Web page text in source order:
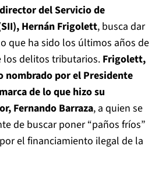
director del Servicio de
Hernán Frigolett, busca dar
que ha sido los últimos años de
los delitos tributarios. Frigolett,
nombrado por el Presidente
de lo que hizo su
Fernando Barraza, a quien se
de buscar poner “paños fríos”
el financiamiento ilegal de la